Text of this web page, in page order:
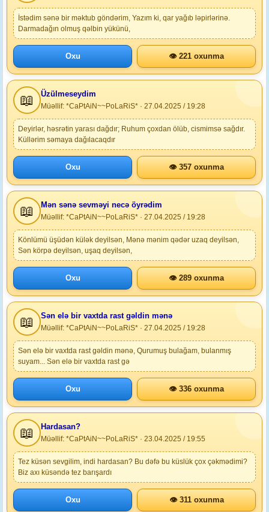
İstədim sənə bir məktub göndərim, Yazım ki, qar yağıb ləpirlərinə.
Darmadağın olmuş qəlbin yükünü,
Oxu 👁 221 oxunma
📖 Üzülmeseydim
Müəllif: *CaPtAiN~~PoLaRiS* · 27.04.2025 / 19:28
Deyirlər, həsrətin yarası dağdır; Ruhum çoxdan ölüb, cismimsə sağdır.
Küllərim səmaya dağılacaqdır
Oxu 👁 357 oxunma
📖 Mən sənə sevməyi necə öyrədim
Müəllif: *CaPtAiN~~PoLaRiS* · 27.04.2025 / 19:28
Könlümü üşüdən külək deyilsən, Mənə mənim qədər uzaq deyilsən,
Sən körpə deyilsən, uşaq deyilsən,
Oxu 👁 289 oxunma
📖 Sən elə bir vaxtda rast gəldin mənə
Müəllif: *CaPtAiN~~PoLaRiS* · 27.04.2025 / 19:28
Sən elə bir vaxtda rast gəldin mənə, Qurumuş bulağam, bulanmış
suyam... Sən elə bir vaxtda rast gə
Oxu 👁 336 oxunma
📖 Hardasan?
Müəllif: *CaPtAiN~~PoLaRiS* · 23.04.2025 / 19:55
Tez küsən sevgilim, indi hardasan? Bu dəfə bu küslük çox çəkmədimi?
Biz axı küsəndə tez barışardı
Oxu 👁 311 oxunma